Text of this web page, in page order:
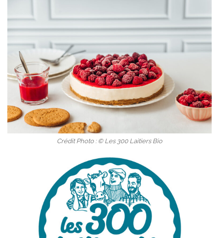
Crédit Photo : © Les 300 Laitiers Bio